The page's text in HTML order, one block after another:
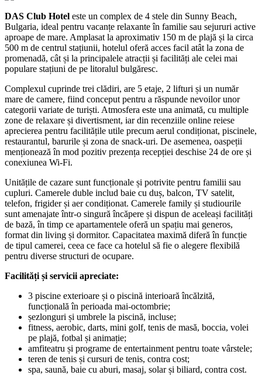
DAS Club Hotel este un complex de 4 stele din Sunny Beach,
Bulgaria, ideal pentru vacanțe relaxante în familie sau sejururi active
aproape de mare. Amplasat la aproximativ 150 m de plajă și la circa
500 m de centrul stațiunii, hotelul oferă acces facil atât la zona de
promenadă, cât și la principalele atracții și facilități ale celei mai
populare stațiuni de pe litoralul bulgăresc.
Complexul cuprinde trei clădiri, are 5 etaje, 2 lifturi și un număr
mare de camere, fiind conceput pentru a răspunde nevoilor unor
categorii variate de turiști. Atmosfera este una animată, cu multiple
zone de relaxare și divertisment, iar din recenziile online reiese
aprecierea pentru facilitățile utile precum aerul condiționat, piscinele,
restaurantul, barurile și zona de snack-uri. De asemenea, oaspeții
menționează în mod pozitiv prezența recepției deschise 24 de ore și
conexiunea Wi‑Fi.
Unitățile de cazare sunt funcționale și potrivite pentru familii sau
cupluri. Camerele duble includ baie cu duș, balcon, TV satelit,
telefon, frigider și aer condiționat. Camerele family și studiourile
sunt amenajate într-o singură încăpere și dispun de aceleași facilități
de bază, în timp ce apartamentele oferă un spațiu mai generos,
format din living și dormitor. Capacitatea maximă diferă în funcție
de tipul camerei, ceea ce face ca hotelul să fie o alegere flexibilă
pentru diverse structuri de ocupare.
Facilități și servicii apreciate:
3 piscine exterioare și o piscină interioară încălzită,
funcțională în perioada mai-octombrie;
șezlonguri și umbrele la piscină, incluse;
fitness, aerobic, darts, mini golf, tenis de masă, boccia, volei
pe plajă, fotbal și animație;
amfiteatru și programe de entertainment pentru toate vârstele;
teren de tenis și cursuri de tenis, contra cost;
spa, saună, baie cu aburi, masaj, solar și biliard, contra cost.